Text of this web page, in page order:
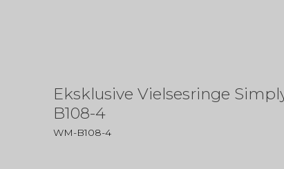
Eksklusive Vielsesringe
B108-4
WM-B108-4